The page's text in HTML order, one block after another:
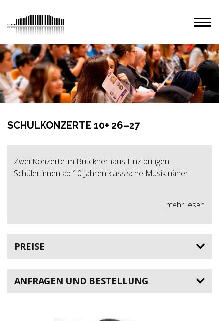
SCHULKONZERTE 10+ 26–27
Zwei Konzerte im Brucknerhaus Linz bringen
Schüler:innen ab 10 Jahren klassische Musik näher.
mehr lesen
PREISE
ANFRAGEN UND BESTELLUNG